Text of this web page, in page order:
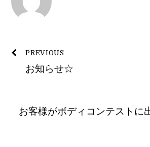
PREVIOUS
お知らせ☆
お客様がボディコンテストに